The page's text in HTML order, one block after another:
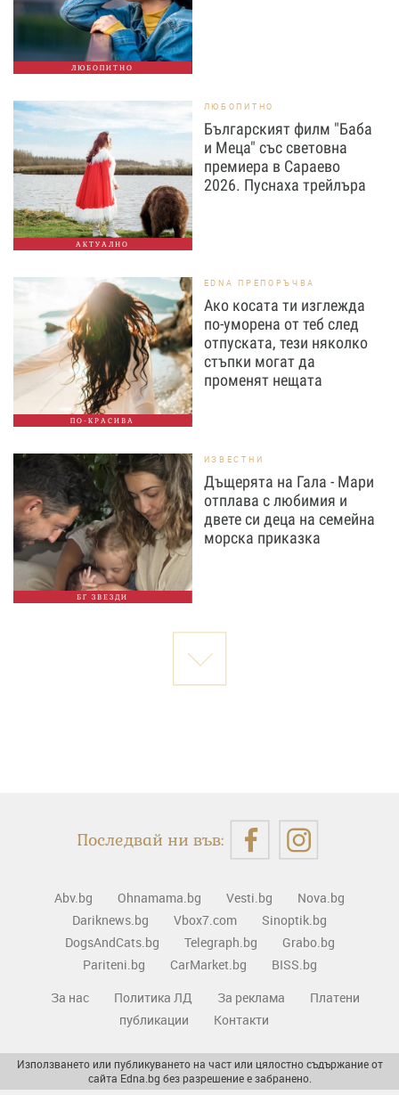
ЛЮБОПИТНО
АКТУАЛНО
ЛЮБОПИТНО
Българският филм "Баба
и Меца" със световна
премиера в Сараево
2026. Пуснаха трейлъра
ПО-КРАСИВА
EDNA ПРЕПОРЪЧВА
Ако косата ти изглежда
по-уморена от теб след
отпуската, тези няколко
стъпки могат да
променят нещата
БГ ЗВЕЗДИ
ИЗВЕСТНИ
Дъщерята на Гала - Мари
отплава с любимия и
двете си деца на семейна
морска приказка
Последвай ни във:
Abv.bg Ohnamama.bg Vesti.bg
Nova.bg
Dariknews.bg
Vbox7.com
Sinoptik.bg
DogsAndCats.bg
Telegraph.bg
Grabo.bg
Pariteni.bg
CarMarket.bg
BISS.bg
За нас
Политика ЛД За реклама
Платени
публикации
Контакти
Използването или публикуването на част или цялостно съдържание от
сайта Edna.bg без разрешение е забранено.